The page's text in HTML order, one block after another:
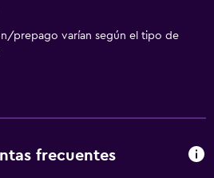
(bajo petición)
prepago varían según el tipo de
frecuentes